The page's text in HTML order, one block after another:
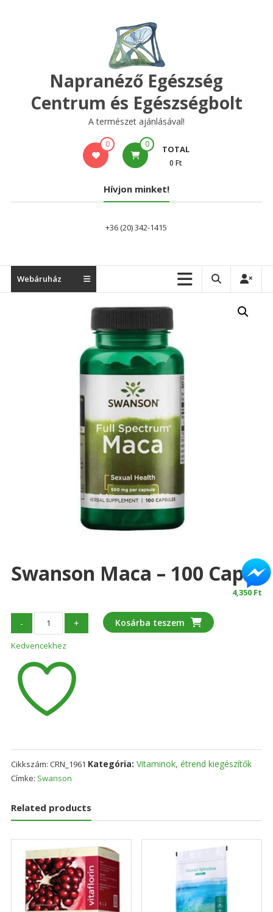
Napranéző Egészség
Centrum és Egészségbolt
A természet ajánlásával!
0 0 TOTAL
0 Ft
Hívjon minket!
+36 (20) 342-1415
Webáruház
Swanson Maca – 100 Caps
4,350 Ft
-
Swanson
Maca
-
100
caps
mennyiség
+ Kosárba teszem
Kedvencekhez
Cikkszám: CRN_1961 Kategória: Vitaminok, étrend kiegészítők
Címke: Swanson
Related products